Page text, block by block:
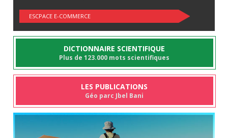
ESCPACE E-COMMERCE
DICTIONNAIRE SCIENTIFIQUE
Plus de 123.000 mots scientifiques
LES PUBLICATIONS
Géo parc Jbel Bani